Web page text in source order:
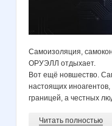
Самоизоляция,
ОРУЭЛЛ отдыхает.
Вот ещё новшество.
настоящих
границей, а честных
Читать полностью